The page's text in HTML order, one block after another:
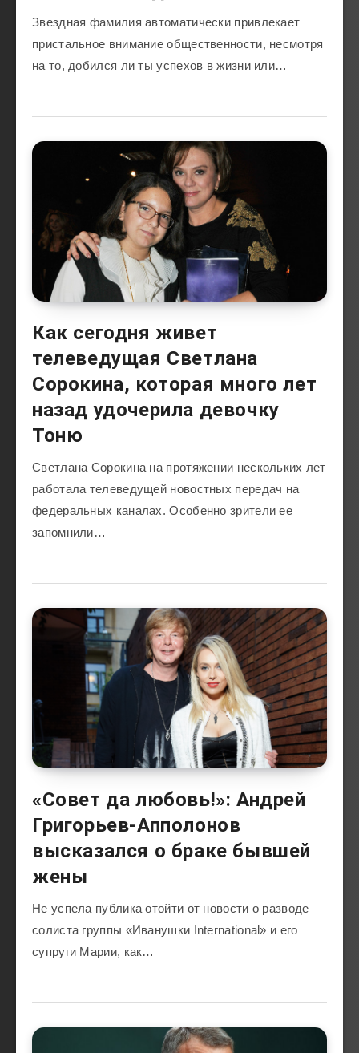
Звездная фамилия автоматически привлекает
пристальное внимание общественности, несмотря
на то, добился ли ты успехов в жизни или…
Как сегодня живет
телеведущая Светлана
Сорокина, которая много лет
назад удочерила девочку
Тоню
Светлана Сорокина на протяжении нескольких лет
работала телеведущей новостных передач на
федеральных каналах. Особенно зрители ее
запомнили…
«Совет да любовь!»: Андрей
Григорьев-Апполонов
высказался о браке бывшей
жены
Не успела публика отойти от новости о разводе
солиста группы «Иванушки International» и его
супруги Марии, как…